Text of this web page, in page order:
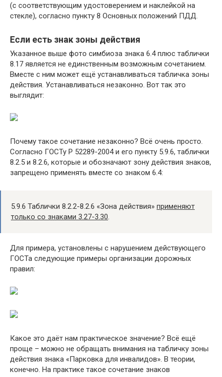
(с соответствующим удостоверением и наклейкой на
стекле), согласно пункту 8 Основных положений ПДД.
Если есть знак зоны действия
Указанное выше фото симбиоза знака 6.4 плюс таблички
8.17 является не единственным возможным сочетанием.
Вместе с ним может ещё устанавливаться табличка зоны
действия. Устанавливаться незаконно. Вот так это
выглядит:
Почему такое сочетание незаконно? Всё очень просто.
Согласно ГОСТу Р 52289-2004 и его пункту 5.9.6, таблички
8.2.5 и 8.2.6, которые и обозначают зону действия знаков,
запрещено применять вместе со знаком 6.4:
5.9.6 Таблички 8.2.2-8.2.6 «Зона действия» применяют
только со знаками 3.27-3.30
Для примера, установлены с нарушением действующего
ГОСТа следующие примеры организации дорожных
правил:
Какое это даёт нам практическое значение? Всё ещё
проще – можно не обращать внимания на табличку зоны
действия знака «Парковка для инвалидов». В теории,
конечно. На практике такое сочетание знаков